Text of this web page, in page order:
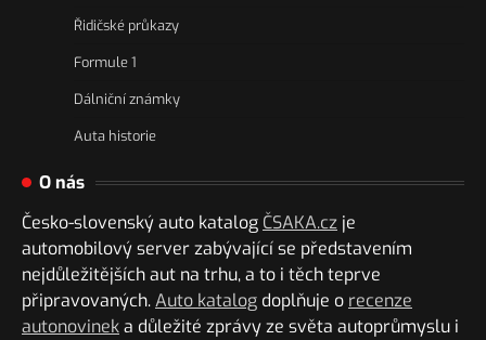
Řidičské průkazy
Formule 1
Dálniční známky
Auta historie
O nás
Česko-slovenský auto katalog ČSAKA.cz je
automobilový server zabývající se představením
nejdůležitějších aut na trhu, a to i těch teprve
připravovaných.Auto katalog doplňuje o recenze
autonovineka důležité zprávy ze světa autoprůmyslu i